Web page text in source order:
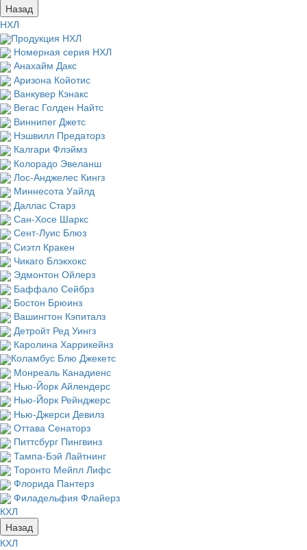
Назад
НХЛ
Продукция НХЛ
Номерная серия НХЛ
Анахайм Дакс
Аризона Койотис
Ванкувер Кэнакс
Вегас Голден Найтс
Виннипег Джетс
Нэшвилл Предаторз
Калгари Флэймз
Колорадо Эвеланш
Лос-Анджелес Кингз
Миннесота Уайлд
Даллас Старз
Сан-Хосе Шаркс
Сент-Луис Блюз
Сиэтл Кракен
Чикаго Блэкхокс
Эдмонтон Ойлерз
Баффало Сейбрз
Бостон Брюинз
Вашингтон Кэпиталз
Детройт Ред Уингз
Каролина Харрикейнз
Коламбус Блю Джекетс
Монреаль Канадиенс
Нью-Йорк Айлендерс
Нью-Йорк Рейнджерс
Нью-Джерси Девилз
Оттава Сенаторз
Питтсбург Пингвинз
Тампа-Бэй Лайтнинг
Торонто Мейпл Лифс
Флорида Пантерз
Филадельфия Флайерз
КХЛ
Назад
КХЛ